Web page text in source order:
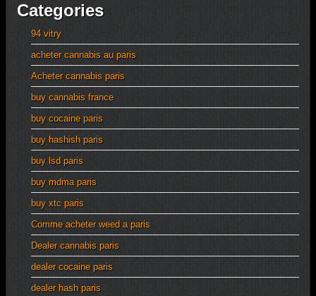
Categories
94 vitry
acheter cannabis au paris
Acheter cannabis paris
buy cannabis france
buy cocaine paris
buy hashish paris
buy lsd paris
buy mdma paris
buy xtc paris
Comme acheter weed a paris
Dealer cannabis paris
dealer cocaine paris
dealer hash paris